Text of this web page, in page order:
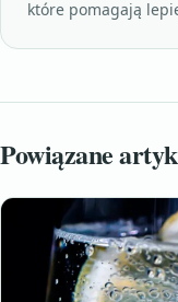
które pomagają
Powiązane